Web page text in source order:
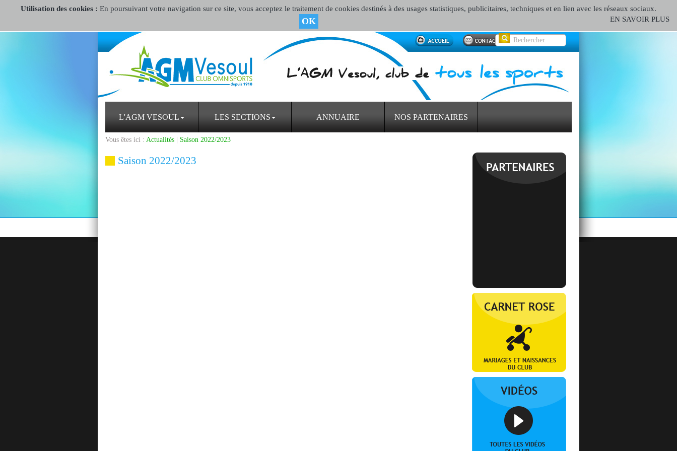
Utilisation des cookies : En poursuivant votre navigation sur ce site, vous acceptez le traitement de cookies destinés à des usages statistiques, publicitaires, techniques et en lien avec les réseaux sociaux.
OK EN SAVOIR PLUS
L'AGM VESOUL LES SECTIONS ANNUAIRE NOS PARTENAIRES
Vous êtes ici : Actualités Saison 2022/2023
Saison 2022/2023